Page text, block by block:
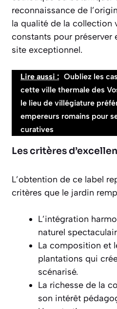
reconnaissance de
la qualité de la collection
constants pour préserver
site exceptionnel.
Lire aussi : Oubliez les
cette ville thermale des
le lieu de villégiature
empereurs romains pour
curatives
Les critères
L’obtention de ce label
critères que le jardin
L’intégration
naturel
La composition et
plantations qui
scénarisé.
La richesse de la
son intérêt